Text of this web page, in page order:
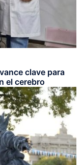
clave para
el cerebro